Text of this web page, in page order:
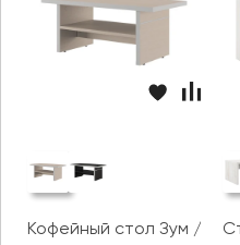
Кофейный стол Зум /